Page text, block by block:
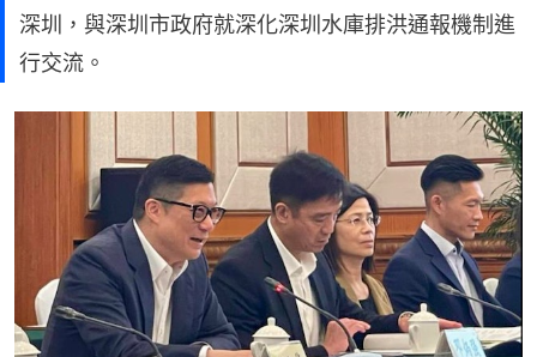
深圳，與深圳市政府就深化深圳水庫排洪通報機制進
行交流。